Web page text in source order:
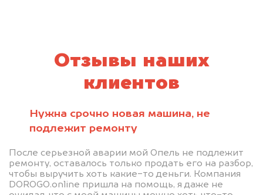
Отзывы наших
клиентов
Нужна срочно новая машина, не
подлежит ремонту
После серьезной аварии мой Опель не подлежит
ремонту, оставалось только продать его на разбор,
чтобы выручить хоть какие-то деньги. Компания
DOROGO.online пришла на помощь, я даже не